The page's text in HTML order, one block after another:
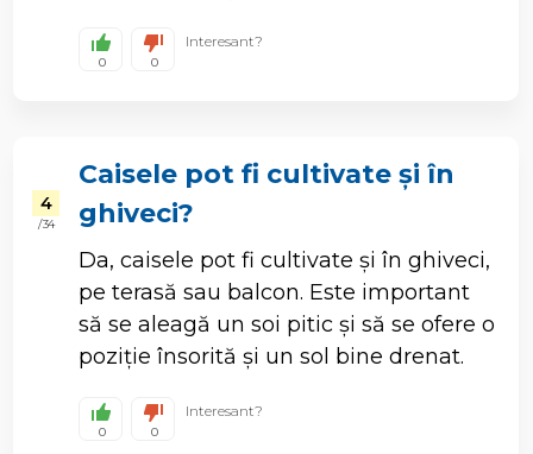
0 0
Interesant?
4
/ 34
Caisele pot fi cultivate și în
ghiveci?
Da, caisele pot fi cultivate și în ghiveci,
pe terasă sau balcon. Este important
să se aleagă un soi pitic și să se ofere o
poziție însorită și un sol bine drenat.
0 0
Interesant?